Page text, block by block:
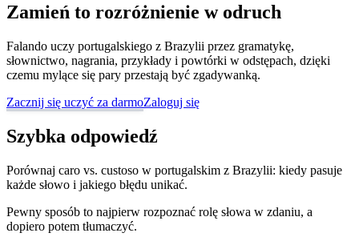
Zamień to rozróżnienie w odruch
Falando uczy portugalskiego z Brazylii przez gramatykę,
słownictwo, nagrania, przykłady i powtórki w odstępach, dzięki
czemu mylące się pary przestają być zgadywanką.
Zacznij się uczyć za darmoZaloguj się
Szybka odpowiedź
Porównaj caro vs. custoso w portugalskim z Brazylii: kiedy pasuje
każde słowo i jakiego błędu unikać.
Pewny sposób to najpierw rozpoznać rolę słowa w zdaniu, a
dopiero potem tłumaczyć.